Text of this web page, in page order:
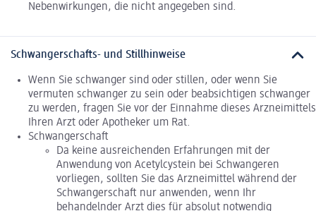
Nebenwirkungen, die nicht angegeben sind.
Schwangerschafts- und Stillhinweise
Wenn Sie schwanger sind oder stillen, oder wenn Sie
vermuten schwanger zu sein oder beabsichtigen schwanger
zu werden, fragen Sie vor der Einnahme dieses Arzneimittels
Ihren Arzt oder Apotheker um Rat.
Schwangerschaft
Da keine ausreichenden Erfahrungen mit der
Anwendung von Acetylcystein bei Schwangeren
vorliegen, sollten Sie das Arzneimittel während der
Schwangerschaft nur anwenden, wenn Ihr
behandelnder Arzt dies für absolut notwendig